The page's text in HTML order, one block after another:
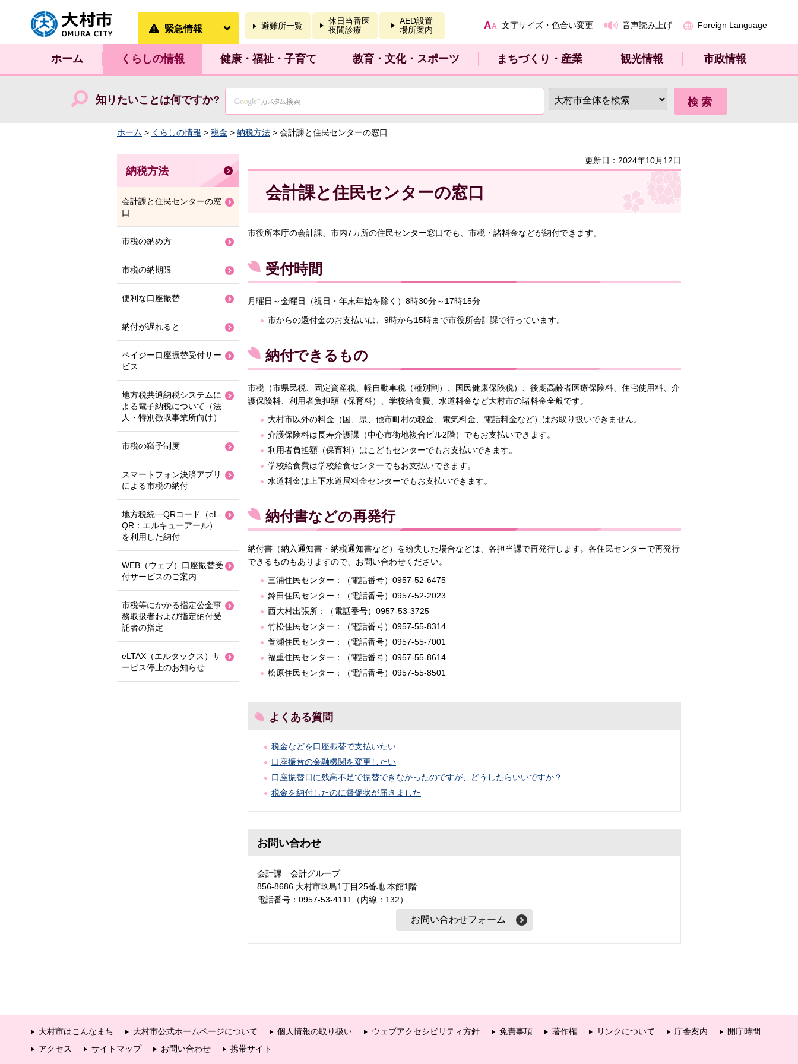
大村市
緊急情報 避難所一覧
休日当番医
夜間診療
AED設置
場所案内
文字サイズ・色合い変更 音声読み上げ Foreign Language
ホーム くらしの情報 健康・福祉・子育て 教育・文化・スポーツ まちづくり・産業 観光情報 市政情報
知りたいことは何ですか?
ホーム > くらしの情報 > 税金 > 納税方法 > 会計課と住民センターの窓口
更新日：2024年10月12日
会計課と住民センターの窓口
市役所本庁の会計課、市内7カ所の住民センター窓口でも、市税・諸料金などが納付できます。
受付時間
月曜日～金曜日（祝日・年末年始を除く）8時30分～17時15分
市からの還付金のお支払いは、9時から15時まで市役所会計課で行っています。
納付できるもの
市税（市県民税、固定資産税、軽自動車税（種別割）、国民健康保険税）、後期高齢者医療保険料、住宅使用料、介
護保険料、利用者負担額（保育料）、学校給食費、水道料金など大村市の諸料金全般です。
大村市以外の料金（国、県、他市町村の税金、電気料金、電話料金など）はお取り扱いできません。
介護保険料は長寿介護課（中心市街地複合ビル2階）でもお支払いできます。
利用者負担額（保育料）はこどもセンターでもお支払いできます。
学校給食費は学校給食センターでもお支払いできます。
水道料金は上下水道局料金センターでもお支払いできます。
納付書などの再発行
納付書（納入通知書・納税通知書など）を紛失した場合などは、各担当課で再発行します。各住民センターで再発行
できるものもありますので、お問い合わせください。
三浦住民センター：（電話番号）0957-52-6475
鈴田住民センター：（電話番号）0957-52-2023
西大村出張所：（電話番号）0957-53-3725
竹松住民センター：（電話番号）0957-55-8314
萱瀬住民センター：（電話番号）0957-55-7001
福重住民センター：（電話番号）0957-55-8614
松原住民センター：（電話番号）0957-55-8501
よくある質問
税金などを口座振替で支払いたい
口座振替の金融機関を変更したい
口座振替日に残高不足で振替できなかったのですが、どうしたらいいですか？
税金を納付したのに督促状が届きました
お問い合わせ
会計課 会計グループ
856-8686 大村市玖島1丁目25番地 本館1階
電話番号：0957-53-4111（内線：132）
納税方法
会計課と住民センターの窓
口
市税の納め方
市税の納期限
便利な口座振替
納付が遅れると
ペイジー口座振替受付サー
ビス
地方税共通納税システムに
よる電子納税について（法
人・特別徴収事業所向け）
市税の猶予制度
スマートフォン決済アプリ
による市税の納付
地方税統一QRコード（eL-
QR：エルキューアール）
を利用した納付
WEB（ウェブ）口座振替受
付サービスのご案内
市税等にかかる指定公金事
務取扱者および指定納付受
託者の指定
eLTAX（エルタックス）サ
ービス停止のお知らせ
大村市はこんなまち 大村市公式ホームページについて 個人情報の取り扱い ウェブアクセシビリティ方針 免責事項 著作権 リンクについて 庁舎案内
開庁時間
アクセス
サイトマップ お問い合わせ 携帯サイト